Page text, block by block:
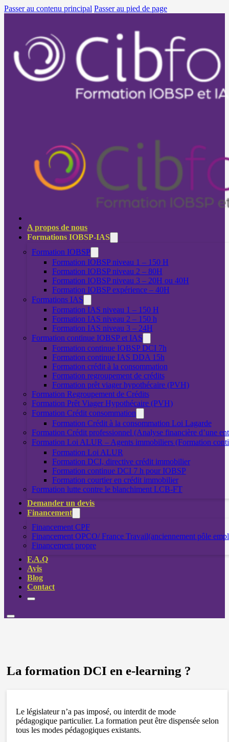
Passer au contenu principal Passer au pied de page
A propos de nous
Formations IOBSP-IAS
Formation IOBSP
Formation IOBSP niveau 1 – 150 H
Formation IOBSP niveau 2 – 80H
Formation IOBSP niveau 3 – 20H ou 40H
Formation IOBSP expérience – 40H
Formations IAS
Formation IAS niveau 1 – 150 H
Formation IAS niveau 2 – 150 h
Formation IAS niveau 3 – 24H
Formation continue IOBSP et IAS
Formation continue IOBSP DCI 7h
Formation continue IAS DDA 15h
Formation crédit à la consommation
Formation regroupement de crédits
Formation prêt viager hypothécaire (PVH)
Formation Regroupement de Crédits
Formation Prêt Viager Hypothécaire (PVH)
Formation Crédit consommation
Formation Crédit à la consommation Loi Lagarde
Formation Crédit professionnel (Analyse financière d’une
Formation Loi ALUR – Agents immobiliers (Formation
Formation Loi ALUR
Formation DCI, directive crédit immobilier
Formation continue DCI 7 h pour IOBSP
Formation courtier en crédit immobilier
Formation lutte contre le blanchiment LCB-FT
Demander un devis
Financement
Financement CPF
Financement OPCO/ France Travail(anciennement pôle
Financement propre
F.A.Q
Avis
Blog
Contact
La formation DCI en e-learning ?
Le législateur n’a pas imposé, ou interdit de mode
pédagogique particulier. La formation peut être dispensée selon
tous les modes pédagogiques existants.